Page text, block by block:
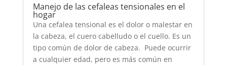
Manejo de las cefaleas tensionales en el
hogar
Una cefalea tensional es el dolor o malestar en
la cabeza, el cuero cabelludo o el cuello. Es un
tipo común de dolor de cabeza. Puede ocurrir
a cualquier edad, pero es más común en